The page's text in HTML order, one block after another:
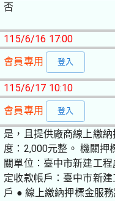
否
115/6/16 17:00
會員專用 登入
115/6/17 10:10
會員專用 登入
是，且提供廠商線上繳
度：2,000元整。 機關押
關單位：臺中市新建工
定收款帳戶：臺中市新
戶 ● 線上繳納押標金服